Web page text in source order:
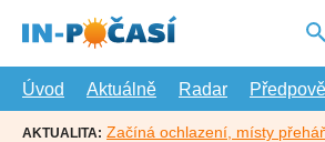
hlavní
Úvod
Aktuálně Radar
AKTUALITA: Začíná ochlazení, místy